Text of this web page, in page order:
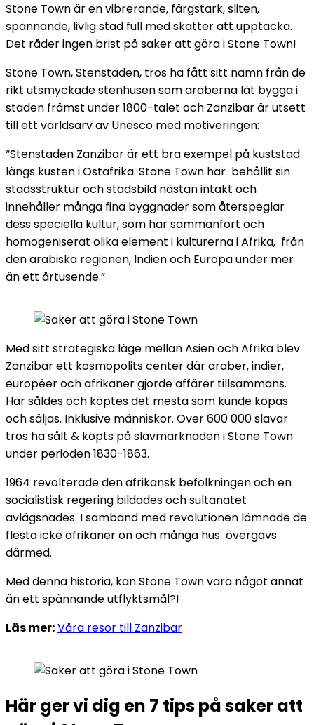
Stone Town är en vibrerande, färgstark, sliten,
spännande, livlig stad full med skatter att upptäcka.
Det råder ingen brist på saker att göra i Stone Town!
Stone Town, Stenstaden, tros ha fått sitt namn från de
rikt utsmyckade stenhusen som araberna lät bygga i
staden främst under 1800-talet och Zanzibar är utsett
till ett världsarv av Unesco med motiveringen:
“Stenstaden Zanzibar är ett bra exempel på kuststad
längs kusten i Östafrika. Stone Town har behållit sin
stadsstruktur och stadsbild nästan intakt och
innehåller många fina byggnader som återspeglar
dess speciella kultur, som har sammanfört och
homogeniserat olika element i kulturerna i Afrika, från
den arabiska regionen, Indien och Europa under mer
än ett årtusende.”
Med sitt strategiska läge mellan Asien och Afrika blev
Zanzibar ett kosmopolits center där araber, indier,
européer och afrikaner gjorde affärer tillsammans.
Här såldes och köptes det mesta som kunde köpas
och säljas. Inklusive människor. Över 600 000 slavar
tros ha sålt & köpts på slavmarknaden i Stone Town
under perioden 1830-1863.
1964 revolterade den afrikansk befolkningen och en
socialistisk regering bildades och sultanatet
avlägsnades. I samband med revolutionen lämnade de
flesta icke afrikaner ön och många hus övergavs
därmed.
Med denna historia, kan Stone Town vara något annat
än ett spännande utflyktsmål?!
Läs mer:Våra resor till Zanzibar
Här ger vi dig en 7 tips på saker att